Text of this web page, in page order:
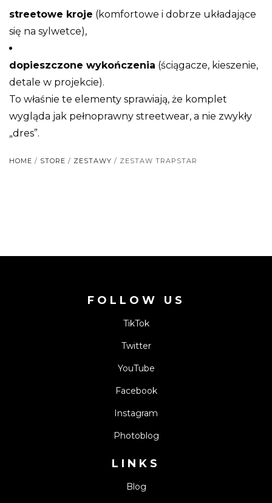
streetowe kroje (komfortowe i dobrze układające
się na sylwetce),
dopieszczone wykończenia (ściągacze, kieszenie,
detale w projekcie).
To właśnie te elementy sprawiają, że komplet
wygląda jak pełnoprawny streetwear, a nie zwykły
„dres”.
HOME / STORE / ZESTAWY / ZESTAW TRAPSTAR
FOLLOW US
TikTok
Twitter
YouTube
Facebook
Instagram
Photoblog
LINKS
Blog